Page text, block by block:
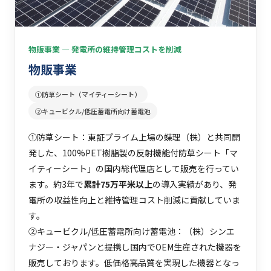
物販事業 ― 発電所の維持管理コストを削減
物販事業
①防草シート（マイティーシート）
②キュービクル/低圧蓄電所向け蓄電池
①防草シート：東証プライム上場の蝶理（株）と共同開
発した、100%PET樹脂製の反射機能付防草シート「マ
イティーシート」の国内総代理店として販売を行ってい
ます。約3年で累計75万平米以上の導入実績があり、発
電所の収益性向上と維持管理コスト削減に貢献していま
す。
②キュービクル/低圧蓄電所向け蓄電池：（株）シンエ
ナジー・ジャパンと提携し国内でOEM生産された機器を
販売しております。低価格高品質を実現した機器となっ